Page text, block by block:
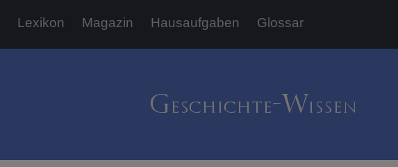
Lexikon Magazin Hausaufgaben Glossar